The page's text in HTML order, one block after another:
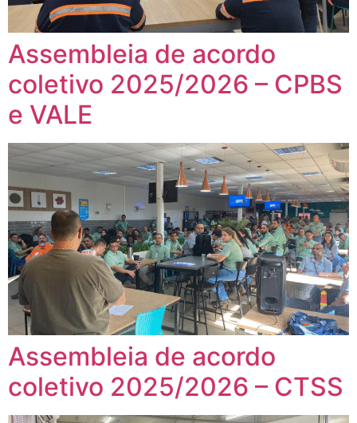
Assembleia de acordo
coletivo 2025/2026 – CPBS
e VALE
Assembleia de acordo
coletivo 2025/2026 – CTSS